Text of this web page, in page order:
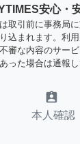
安心・
取引前に事務局
込まれます。利
審な内容のサー
った場合は通報し
assignment_ind
本人確認